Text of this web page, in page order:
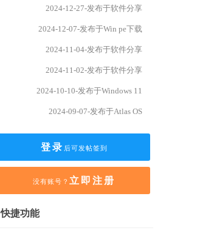
2024-12-27-发布于软件分享
2024-12-07-发布于Win pe下载
2024-11-04-发布于软件分享
2024-11-02-发布于软件分享
2024-10-10-发布于Windows 11
2024-09-07-发布于Atlas OS
登录 后可发帖签到
没有账号？ 立即注册
快捷功能